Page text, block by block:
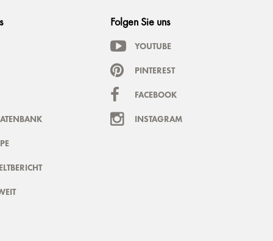
Folgen Sie uns
YOUTUBE
PINTEREST
FACEBOOK
INSTAGRAM